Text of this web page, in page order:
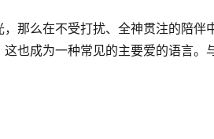
那么在不受打扰、全神贯注的陪伴
也成为一种常见的主要爱的语言。